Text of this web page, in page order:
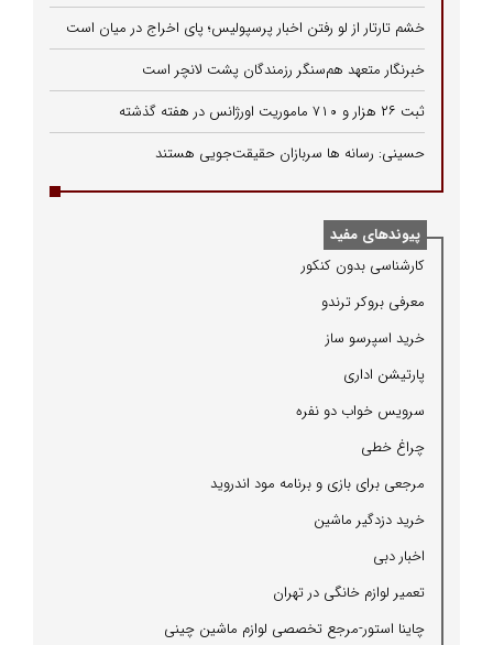
خشم تارتار از لو رفتن اخبار پرسپولیس؛ پای اخراج در میان است
خبرنگار متعهد هم‌سنگر رزمندگان پشت لانچر است
ثبت ۲۶ هزار و ۷۱۰ ماموریت اورژانس در هفته گذشته
حسینی: رسانه ها سربازان حقیقت‌جویی هستند
پیوندهای مفید
كارشناسی بدون كنكور
معرفی بروكر ترندو
خرید اسپرسو ساز
پارتیشن اداری
سرویس خواب دو نفره
چراغ خطی
مرجعی برای بازی و برنامه مود اندروید
خرید دزدگیر ماشین
اخبار دبی
تعمیر لوازم خانگی در تهران
چاینا استور-مرجع تخصصی لوازم ماشین چینی